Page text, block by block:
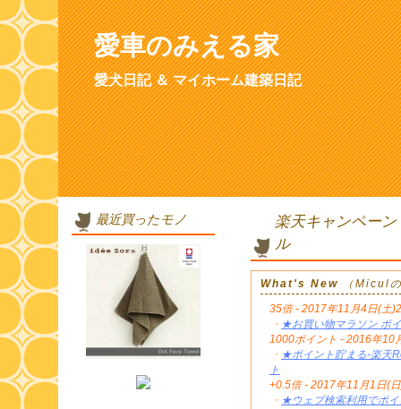
愛車のみえる家
愛犬日記 ＆ マイホーム建築日記
楽天キャンペー
ル
What's New （Micul
35倍 - 2017年11月4日(土
・ ★お買い物マラソン ポ
1000ポイント - 2016年10
・ ★ポイント貯まる-楽天
ト
+0.5倍 - 2017年11月1日(
・ ★ウェブ検索利用でポ
最近買ったモノ